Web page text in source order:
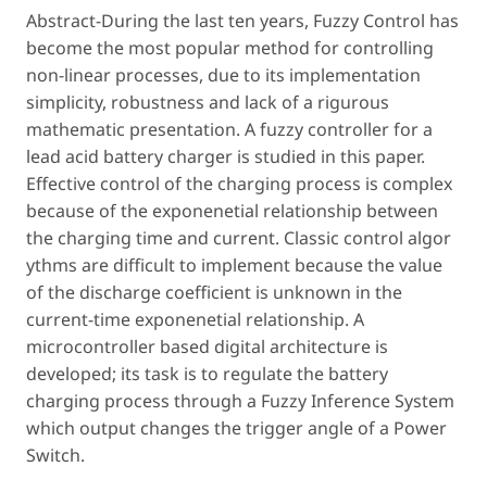
Abstract-During the last ten years, Fuzzy Control has
become the most popular method for controlling
non-linear processes, due to its implementation
simplicity, robustness and lack of a rigurous
mathematic presentation. A fuzzy controller for a
lead acid battery charger is studied in this paper.
Effective control of the charging process is complex
because of the exponenetial relationship between
the charging time and current. Classic control algor
ythms are difficult to implement because the value
of the discharge coefficient is unknown in the
current-time exponenetial relationship. A
microcontroller based digital architecture is
developed; its task is to regulate the battery
charging process through a Fuzzy Inference System
which output changes the trigger angle of a Power
Switch.